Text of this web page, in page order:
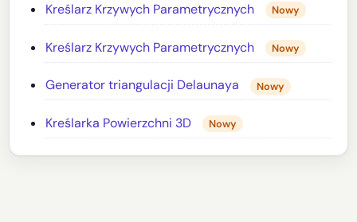
Kreślarz Krzywych Parametrycznych Nowy
Kreślarz Krzywych Parametrycznych Nowy
Generator triangulacji Delaunaya Nowy
Kreślarka Powierzchni 3D Nowy